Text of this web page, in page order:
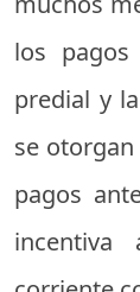
los
predial y
se otorgan
pagos